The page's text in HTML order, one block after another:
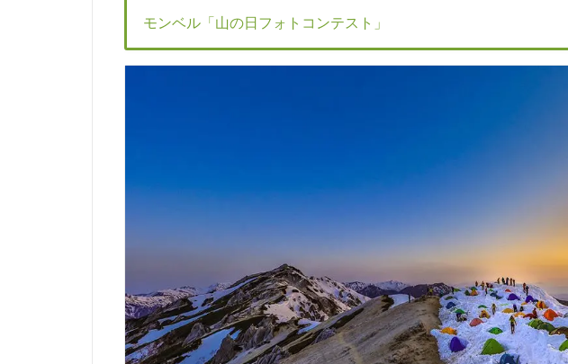
モンベル「山の日フォトコンテスト」